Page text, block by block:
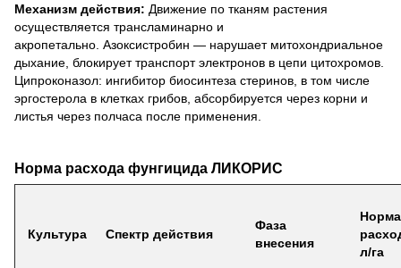
Механизм действия: Движение по тканям растения
осуществляется трансламинарно и
акропетально. Азоксистробин — нарушает митохондриальное
дыхание, блокирует транспорт электронов в цепи цитохромов.
Ципроконазол: ингибитор биосинтеза стеринов, в том числе
эргостерола в клетках грибов, абсорбируется через корни и
листья через полчаса после применения.
Норма расхода фунгицида ЛИКОРИС
Культура Спектр действия
Фаза
внесения
Норма
л/га